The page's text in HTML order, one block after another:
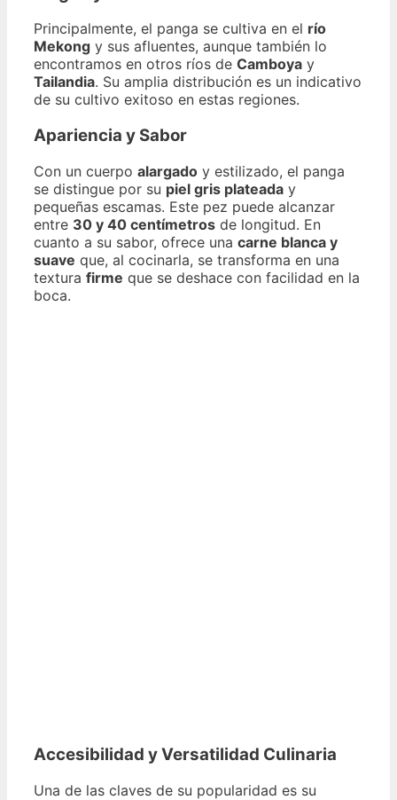
Principalmente, el panga se cultiva en el río
Mekong y sus afluentes, aunque también lo
encontramos en otros ríos de Camboya y
Tailandia. Su amplia distribución es un indicativo
de su cultivo exitoso en estas regiones.
Apariencia y Sabor
Con un cuerpo alargado y estilizado, el panga
se distingue por su piel gris plateada y
pequeñas escamas. Este pez puede alcanzar
entre 30 y 40 centímetros de longitud. En
cuanto a su sabor, ofrece una carne blanca y
suave que, al cocinarla, se transforma en una
textura firme que se deshace con facilidad en la
boca.
Accesibilidad y Versatilidad Culinaria
Una de las claves de su popularidad es su